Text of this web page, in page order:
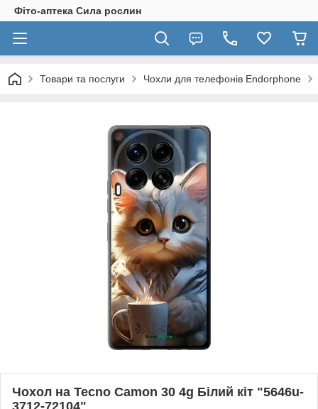
Фіто-аптека Сила рослин
Товари та послуги Чохли для телефонів Endorphone
Чохол на Tecno Camon 30 4g Білий кіт "5646u-
3712-72104"